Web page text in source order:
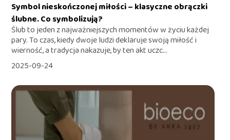
Symbol nieskończonej miłości – klasyczne obrączki
ślubne. Co symbolizują?
Ślub to jeden z najważniejszych momentów w życiu każdej
pary. To czas, kiedy dwoje ludzi deklaruje swoją miłość i
wierność, a tradycja nakazuje, by ten akt uczc...
2025-09-24